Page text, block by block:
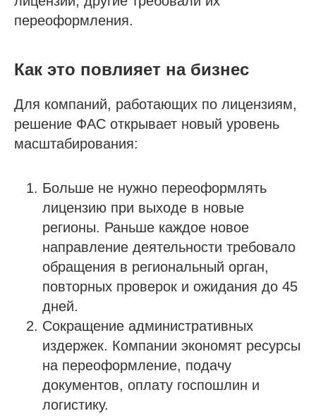
переоформления.
Как это повлияет на бизнес
Для компаний, работающих по лицензиям,
решение ФАС открывает новый уровень
масштабирования:
Больше не нужно переоформлять
лицензию при выходе в новые
регионы. Раньше каждое новое
направление деятельности требовало
обращения в региональный орган,
повторных проверок и ожидания до 45
дней.
Сокращение административных
издержек. Компании экономят ресурсы
на переоформление, подачу
документов, оплату госпошлин и
логистику.